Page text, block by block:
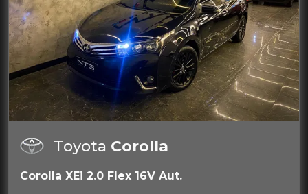
Toyota Corolla
Corolla XEi 2.0 Flex 16V Aut.